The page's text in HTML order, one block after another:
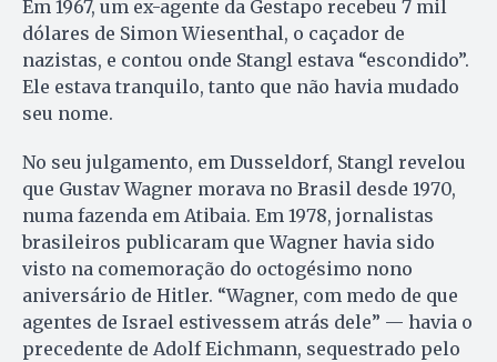
Em 1967, um ex-agente da Gestapo recebeu 7 mil
dólares de Simon Wiesenthal, o caçador de
nazistas, e contou onde Stangl estava “escondido”.
Ele estava tranquilo, tanto que não havia mu­dado
seu nome.
No seu julgamento, em Dus­seldorf, Stangl revelou
que Gustav Wagner morava no Brasil desde 1970,
numa fazenda em Atibaia. Em 1978, jornalistas
brasileiros publicaram que Wagner havia sido
visto na comemoração do octogésimo nono
aniversário de Hitler. “Wagner, com medo de que
agentes de Israel estivessem atrás dele” — havia o
precedente de Adolf Eichmann, sequestrado pelo